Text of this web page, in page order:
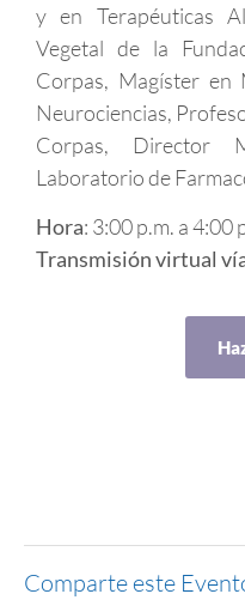
y en Terapéuticas
Vegetal de la
Corpas, Magíster en
Neurociencias,
Corpas, Director
Laboratorio de
Hora: 3:00 p.m. a 4:00
Transmisión virtual
Comparte este